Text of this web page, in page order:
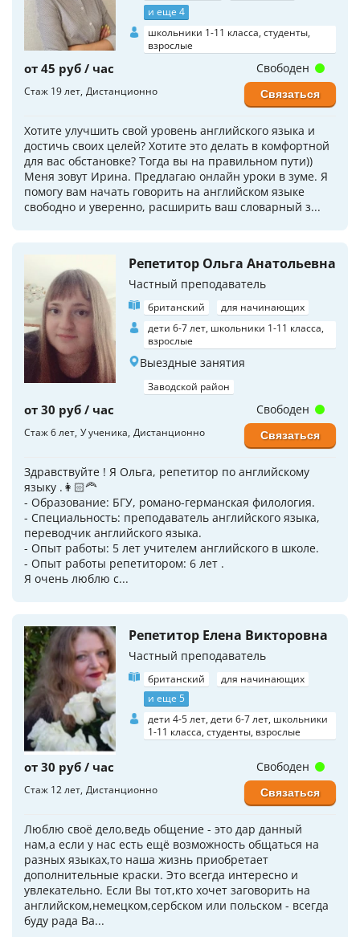
и еще 4
школьники 1-11 класса, студенты,
взрослые
от 45 руб / час
Стаж 19 лет Дистанционно
Хотите улучшить свой уровень английского языка и
достичь своих целей? Хотите это делать в комфортной
для вас обстановке? Тогда вы на правильном пути))
Меня зовут Ирина. Предлагаю онлайн уроки в зуме. Я
помогу вам начать говорить на английском языке
свободно и уверенно, расширить ваш словарный з...
Свободен
Связаться
Репетитор Ольга Анатольевна
Частный преподаватель
британский
для начинающих
дети 6-7 лет, школьники 1-11 класса,
взрослые
Выездные занятия
Заводской район
от 30 руб / час
Стаж 6 лет У ученика Дистанционно
Здравствуйте ! Я Ольга, репетитор по английскому
языку .👩🏻‍🦰
- Образование: БГУ, романо-германская филология.
- Специальность: преподаватель английского языка,
переводчик английского языка.
- Опыт работы: 5 лет учителем английского в школе.
- Опыт работы репетитором: 6 лет .
Я очень люблю с...
Свободен
Связаться
Репетитор Елена Викторовна
Частный преподаватель
британский
для начинающих
и еще 5
дети 4-5 лет, дети 6-7 лет, школьники
1-11 класса, студенты, взрослые
от 30 руб / час
Стаж 12 лет Дистанционно
Люблю своё дело,ведь общение - это дар данный
нам,а если у нас есть ещё возможность общаться на
разных языках,то наша жизнь приобретает
дополнительные краски. Это всегда интересно и
увлекательно. Если Вы тот,кто хочет заговорить на
английском,немецком,сербском или польском - всегда
буду рада Ва...
Свободен
Связаться